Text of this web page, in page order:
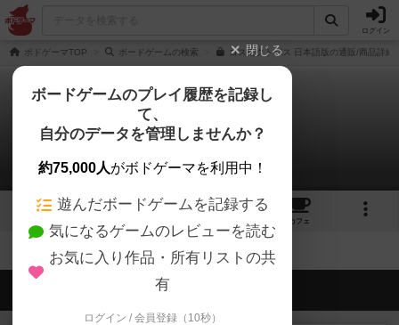
ログイン
ボドゲーマTOP ボードゲームの検索 コスモクトパス 日本語版の通販/商品詳細
コスモクトパス
拡張/関連作品 0件
2 4
カフェ
会員の新しい投稿
閉じる
ボードゲームのプレイ履歴を記録し
て、
自分のデータを管理しませんか？
約75,000人がボドゲーマを利用中！
遊んだボードゲームを記録する
気になるゲームのレビューを読む
お気に入り作品・所有リストの共
有
ログイン / 会員登録（10秒）